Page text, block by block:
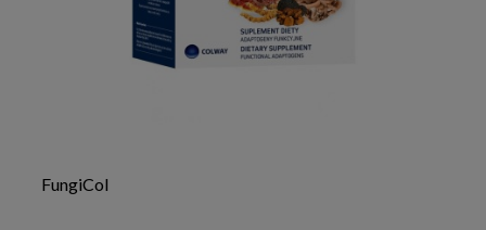
FungiCol